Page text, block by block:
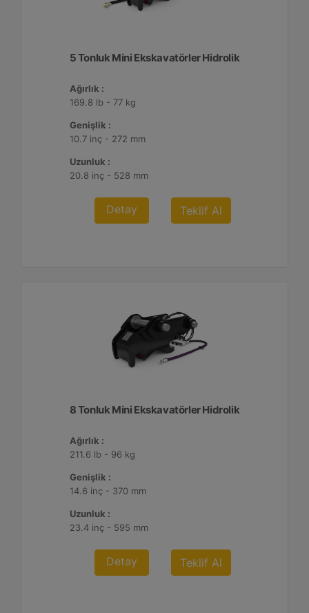
5 Tonluk Mini Ekskavatörler Hidrolik
Ağırlık :
169.8 lb - 77 kg
Genişlik :
10.7 inç - 272 mm
Uzunluk :
20.8 inç - 528 mm
Detay Teklif Al
8 Tonluk Mini Ekskavatörler Hidrolik
Ağırlık :
211.6 lb - 96 kg
Genişlik :
14.6 inç - 370 mm
Uzunluk :
23.4 inç - 595 mm
Detay Teklif Al